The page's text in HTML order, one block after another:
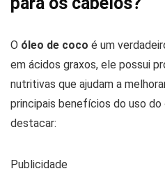
O óleo de coco é um
em ácidos graxos, ele possui
nutritivas que ajudam a
principais benefícios do uso
destacar:
Publicidade